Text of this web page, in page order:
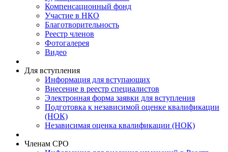
Компенсационный фонд
Участие в НКО
Благотворительность
Реестр членов
Фотогалерея
Видео
Для вступления
Информация для вступающих
Внесение в реестр специалистов
Электронная форма заявки для вступления
Подготовка к независимой оценке квалификации
(НОК)
Независимая оценка квалификации (НОК)
Членам СРО